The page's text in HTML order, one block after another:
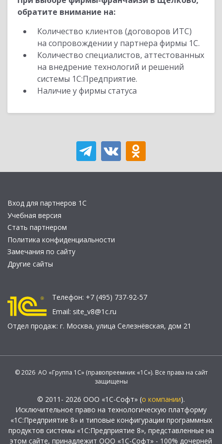
обратите внимание на:
Количество клиентов (договоров ИТС)
на сопровождении у партнера фирмы 1С.
Количество специалистов, аттестованных
на внедрение технологий и решений
системы 1С:Предприятие.
Наличие у фирмы статуса
Вход для партнеров 1С
Учебная версия
Стать партнером
Политика конфиденциальности
Замечания по сайту
Другие сайты
Телефон: +7 (495) 737-92-57
Email: site_v8@1c.ru
Отдел продаж: г. Москва, улица Селезнёвская, дом 21
© 2026 АО «Группа 1С» (правопреемник «1С»). Все права на сайт
защищены
© 2011- 2026 ООО «1С-Софт» (о компании).
Исключительное право на технологическую платформу
«1С:Предприятие 8» и типовые конфигурации программных
продуктов системы «1С:Предприятие 8», представленные на
этом сайте, принадлежит ООО «1С-Софт» - 100% дочерней